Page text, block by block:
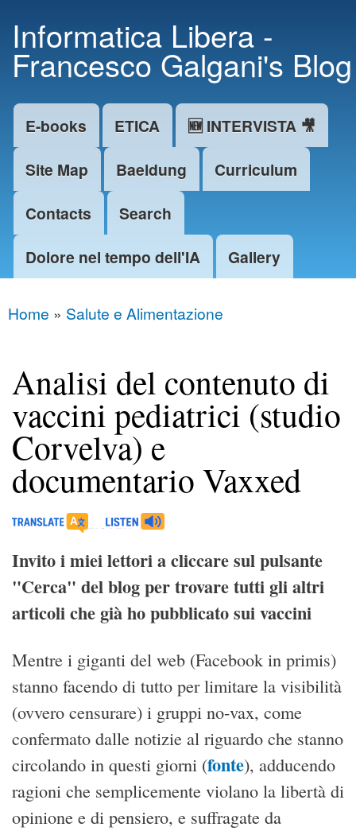
main
content
Informatica Libera -
Francesco Galgani's Blog
Main menu
E-books ETICA
🆕 INTERVISTA 🎥
Site Map
Baeldung
Curriculum
Contacts
Search
Dolore nel tempo dell'IA
Gallery
You are here
Home » Salute e Alimentazione
Analisi del contenuto di
vaccini pediatrici (studio
Corvelva) e
documentario Vaxxed
Invito i miei lettori a cliccare sul pulsante
"Cerca" del blog per trovare tutti gli altri
articoli che già ho pubblicato sui vaccini
Mentre i giganti del web (Facebook in primis)
stanno facendo di tutto per limitare la visibilità
(ovvero censurare) i gruppi no-vax, come
confermato dalle notizie al riguardo che stanno
circolando in questi giorni (fonte), adducendo
ragioni che semplicemente violano la libertà di
opinione e di pensiero, e suffragate da